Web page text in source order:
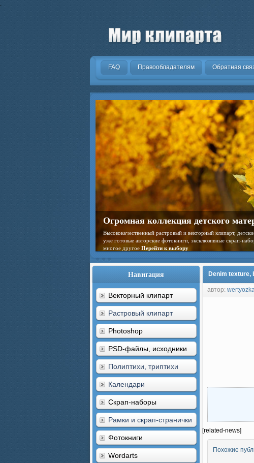
.
FAQ Правообладателям Обратная
Огромная коллекция детского
Высококачественный растровый и векторный клипарт,
уже готовые авторские фотокниги, эксклюзивные скрап-
многое другое Перейти к выбору
Навигация
Векторный клипарт
Растровый клипарт
Photoshop
PSD-файлы, исходники
Полиптихи, триптихи
Календари
Скрап-наборы
Рамки и скрап-странички
Фотокниги
Wordarts
Denim texture,
автор:
[related-news]
Похожие